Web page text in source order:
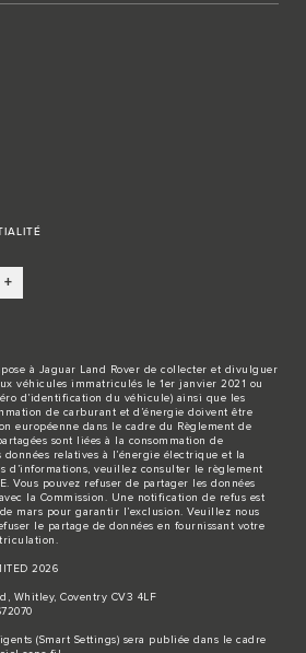
à Jaguar Land Rover de collecter et divulguer
véhicules immatriculés le 1er janvier 2021 ou
d’identification du véhicule) ainsi que les
de carburant et d’énergie doivent être
européenne dans le cadre du Règlement de
sont liées à la consommation de
relatives à l’énergie électrique et la
d’informations, veuillez consulter le règlement
. Vous pouvez refuser de partager les données
la Commission. Une notification de refus est
mars pour garantir l’exclusion. Veuillez nous
le partage de données en fournissant votre
2026
Whitley, Coventry CV3 4LF
(Smart Settings) sera publiée dans le cadre